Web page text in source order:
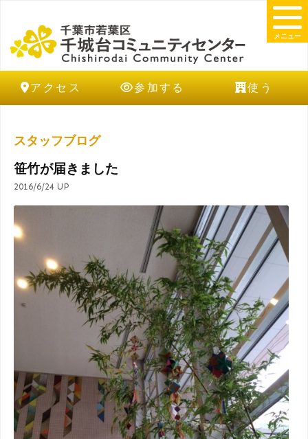
アクセス 参加する 使う
メニュー
スタッフブログ
笹竹が届きました
2016/6/24 UP